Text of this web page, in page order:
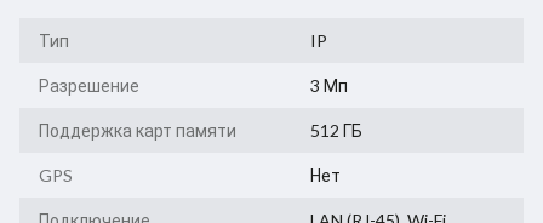
Тип IP
Разрешение 3 Мп
Поддержка карт памяти 512 ГБ
GPS Нет